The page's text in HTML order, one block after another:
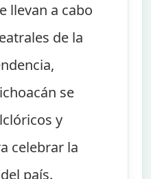
llevan a cabo
de la
se
y
celebrar la
país.